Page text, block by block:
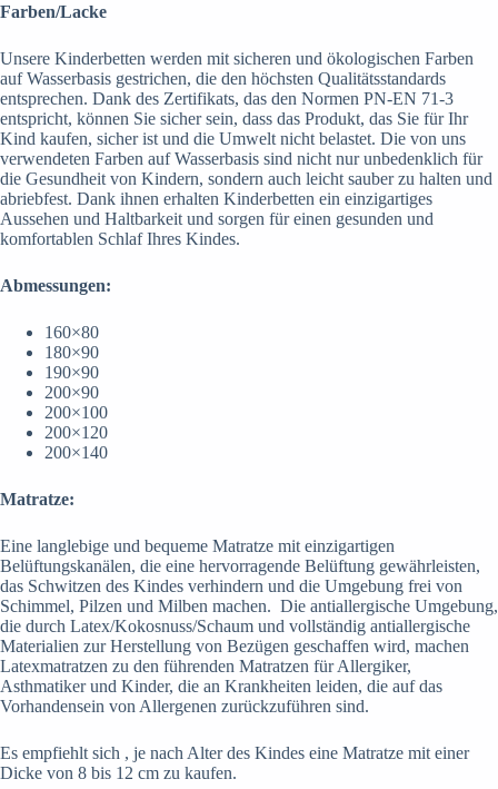
Farben/Lacke
Unsere Kinderbetten werden mit sicheren und ökologischen Farben
auf Wasserbasis gestrichen, die den höchsten Qualitätsstandards
entsprechen. Dank des Zertifikats, das den Normen PN-EN 71-3
entspricht, können Sie sicher sein, dass das Produkt, das Sie für Ihr
Kind kaufen, sicher ist und die Umwelt nicht belastet. Die von uns
verwendeten Farben auf Wasserbasis sind nicht nur unbedenklich für
die Gesundheit von Kindern, sondern auch leicht sauber zu halten und
abriebfest. Dank ihnen erhalten Kinderbetten ein einzigartiges
Aussehen und Haltbarkeit und sorgen für einen gesunden und
komfortablen Schlaf Ihres Kindes.
Abmessungen:
160×80
180×90
190×90
200×90
200×100
200×120
200×140
Matratze:
Eine langlebige und bequeme Matratze mit einzigartigen
Belüftungskanälen, die eine hervorragende Belüftung gewährleisten,
das Schwitzen des Kindes verhindern und die Umgebung frei von
Schimmel, Pilzen und Milben machen. Die antiallergische Umgebung,
die durch Latex/Kokosnuss/Schaum und vollständig antiallergische
Materialien zur Herstellung von Bezügen geschaffen wird, machen
Latexmatratzen zu den führenden Matratzen für Allergiker,
Asthmatiker und Kinder, die an Krankheiten leiden, die auf das
Vorhandensein von Allergenen zurückzuführen sind.
Es empfiehlt sich , je nach Alter des Kindes eine Matratze mit einer
Dicke von 8 bis 12 cm zu kaufen.